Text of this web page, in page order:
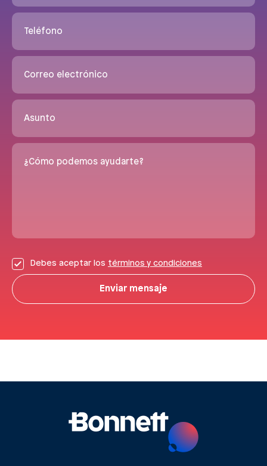
Teléfono
Correo electrónico
Asunto
¿Cómo podemos ayudarte?
Debes aceptar los términos y condiciones
Enviar mensaje